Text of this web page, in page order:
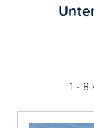
1 -